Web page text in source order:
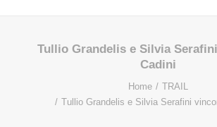
Tullio Grandelis e Silvia
Cadini
Home
TRAIL
Tullio Grandelis e Silvia Serafini